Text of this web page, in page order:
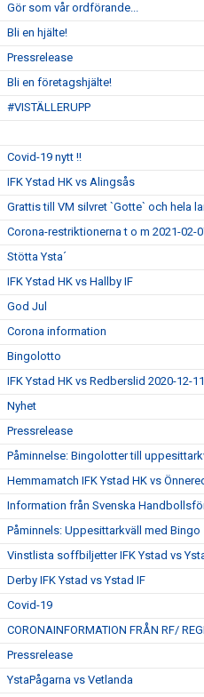
Gör som vår ordförande...
Bli en hjälte!
Pressrelease
Bli en företagshjälte!
#VISTÄLLERUPP
Covid-19 nytt !!
IFK Ystad HK vs Alingsås
Grattis till VM silvret `Gotte` och hela
Corona-restriktionerna t o m 2021-02-
Stötta Ysta´
IFK Ystad HK vs Hallby IF
God Jul
Corona information
Bingolotto
IFK Ystad HK vs Redberslid 2020-12-11
Nyhet
Pressrelease
Påminnelse: Bingolotter till
Hemmamatch IFK Ystad HK vs
Information från Svenska
Påminnels: Uppesittarkväll med Bingo
Vinstlista soffbiljetter IFK Ystad vs
Derby IFK Ystad vs Ystad IF
Covid-19
CORONAINFORMATION FRÅN RF/
Pressrelease
YstaPågarna vs Vetlanda